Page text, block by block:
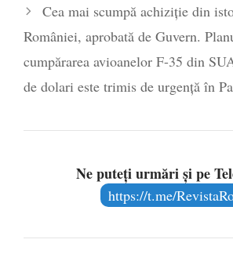
Cea mai scumpă achiziție din
României, aprobată de Guvern.
cumpărarea avioanelor F-35 din
de dolari este trimis de urgență în
Ne puteți urmări și pe
https://t.me/